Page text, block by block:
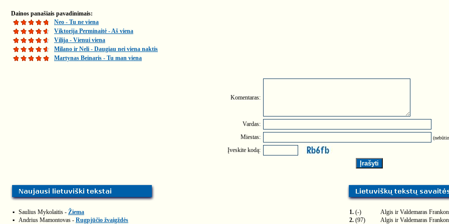
Dainos panašiais pavadinimais:
Neo - Tu ne viena
Viktorija Perminaitė - Aš viena
Vilija - Vienui viena
Milano ir Neli - Daugiau nei viena naktis
Martynas Beinaris - Tu man viena
Komentaras:
Vardas:
Miestas:
Įveskite kodą:
▪ Saulius Mykolaitis - Žiema
▪ Andrius Mamontovas - Rugpjūčio žvaigždės
1. (-) Algis ir Valdemaras
2. (97) Algis ir Valdemaras